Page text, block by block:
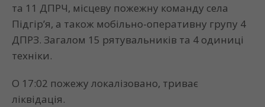
та 11 ДПРЧ, місцеву пожежну команду села
Підгір’я, а також мобільно-оперативну групу 4
ДПРЗ. Загалом 15 рятувальників та 4 одиниці
техніки.
О 17:02 пожежу локалізовано, триває
ліквідація.